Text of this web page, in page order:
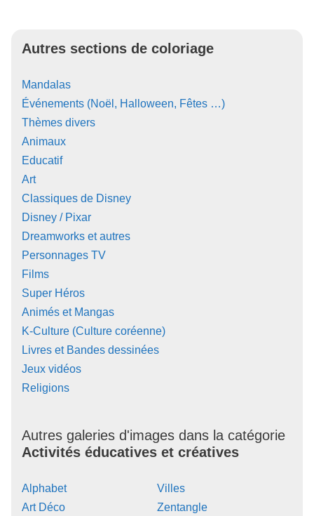
Autres sections de coloriage
Mandalas
Événements (Noël, Halloween, Fêtes …)
Thèmes divers
Animaux
Educatif
Art
Classiques de Disney
Disney / Pixar
Dreamworks et autres
Personnages TV
Films
Super Héros
Animés et Mangas
K-Culture (Culture coréenne)
Livres et Bandes dessinées
Jeux vidéos
Religions
Autres galeries d'images dans la catégorie
Activités éducatives et créatives
Alphabet
Art Déco
Villes
Zentangle